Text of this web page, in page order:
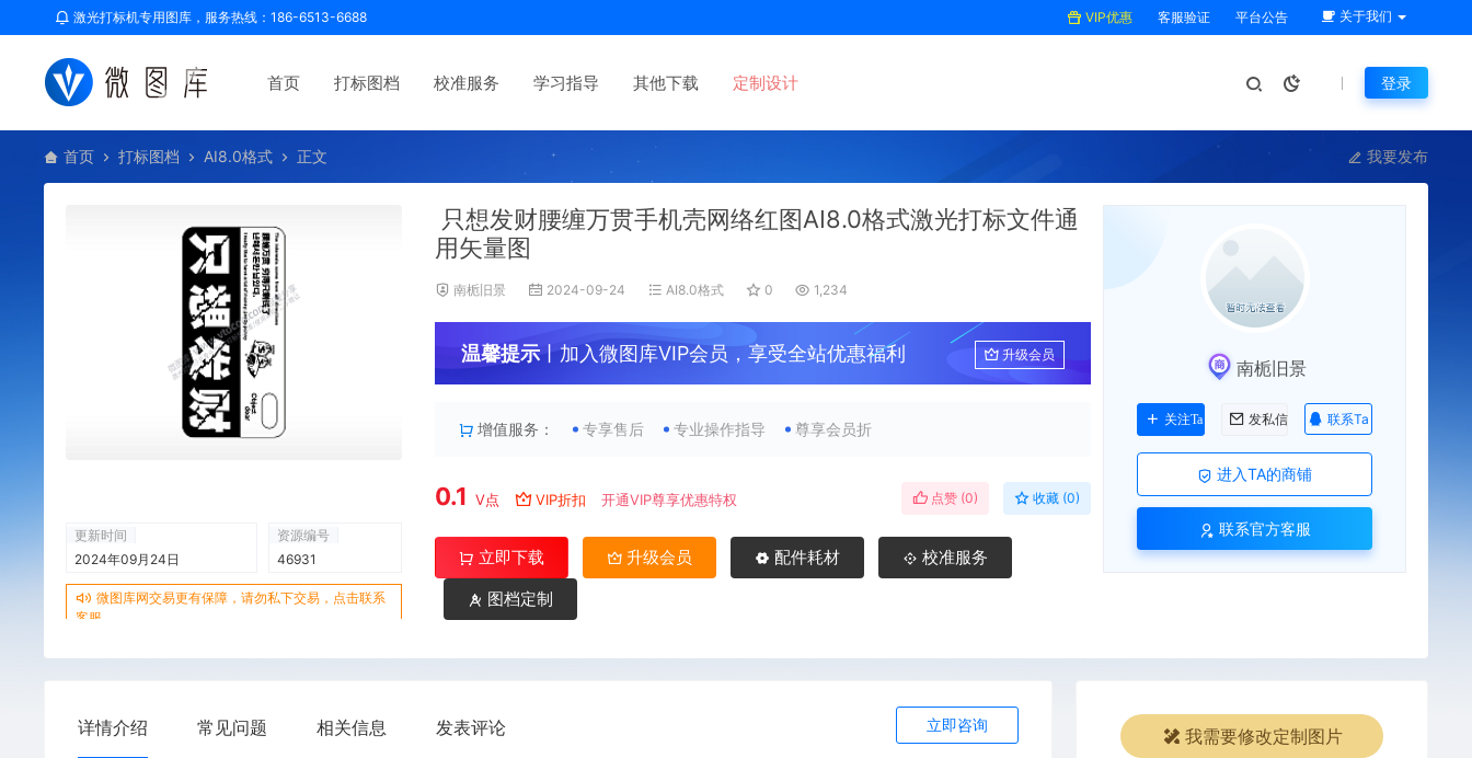
激光打标机专用图库，服务热线：186-6513-6688 VIP优惠 客服验证 平台公告 关于我们
首页 打标图档 校准服务 学习指导 其他下载 定制设计 登录
首页 打标图档 AI8.0格式 正文 我要发布
更新时间
2024年09月24日
资源编号
46931
微图库网交易更有保障，请勿私下交易，点击联系
客服
只想发财腰缠万贯手机壳网络红图AI8.0格式激光打标文件通
用矢量图
南栀旧景 2024-09-24 AI8.0格式 0 1,234
温馨提示丨加入微图库VIP会员，享受全站优惠福利 升级会员
增值服务： 专享售后 专业操作指导 尊享会员折
0.1 V点 VIP折扣 开通VIP尊享优惠特权 点赞 (0) 收藏 (0)
立即下载 升级会员 配件耗材
校准服务
图档定制
南栀旧景
关注Ta 发私信 联系Ta
进入TA的商铺
联系官方客服
详情介绍 常见问题 相关信息 发表评论 立即咨询
我需要修改定制图片